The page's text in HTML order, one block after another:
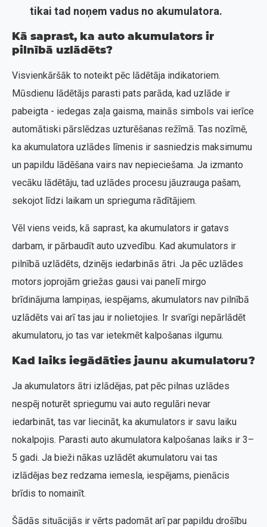
tikai tad noņem vadus no akumulatora.
Kā saprast, ka auto akumulators ir
pilnībā uzlādēts?
Visvienkāršāk to noteikt pēc lādētāja indikatoriem.
Mūsdienu lādētājs parasti pats parāda, kad uzlāde ir
pabeigta - iedegas zaļa gaisma, mainās simbols vai ierīce
automātiski pārslēdzas uzturēšanas režīmā. Tas nozīmē,
ka akumulatora uzlādes līmenis ir sasniedzis maksimumu
un papildu lādēšana vairs nav nepieciešama. Ja izmanto
vecāku lādētāju, tad uzlādes procesu jāuzrauga pašam,
sekojot līdzi laikam un sprieguma rādītājiem.
Vēl viens veids, kā saprast, ka akumulators ir gatavs
darbam, ir pārbaudīt auto uzvedību. Kad akumulators ir
pilnībā uzlādēts, dzinējs iedarbinās ātri. Ja pēc uzlādes
motors joprojām griežas gausi vai panelī mirgo
brīdinājuma lampiņas, iespējams, akumulators nav pilnībā
uzlādēts vai arī tas jau ir nolietojies. Ir svarīgi nepārlādēt
akumulatoru, jo tas var ietekmēt kalpošanas ilgumu.
Kad laiks iegādāties jaunu akumulatoru?
Ja akumulators ātri izlādējas, pat pēc pilnas uzlādes
nespēj noturēt spriegumu vai auto regulāri nevar
iedarbināt, tas var liecināt, ka akumulators ir savu laiku
nokalpojis. Parasti auto akumulatora kalpošanas laiks ir 3–
5 gadi. Ja bieži nākas uzlādēt akumulatoru vai tas
izlādējas bez redzama iemesla, iespējams, pienācis
brīdis to nomainīt.
Šādās situācijās ir vērts padomāt arī par papildu drošību